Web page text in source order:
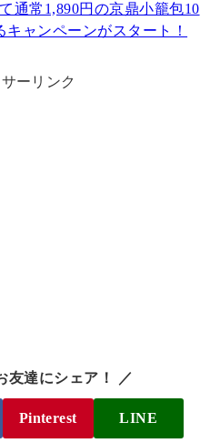
通常1,890円の京鼎小籠包10
キャンペーンがスタート！
ーリンク
友達にシェア！ ／
Pinterest LINE